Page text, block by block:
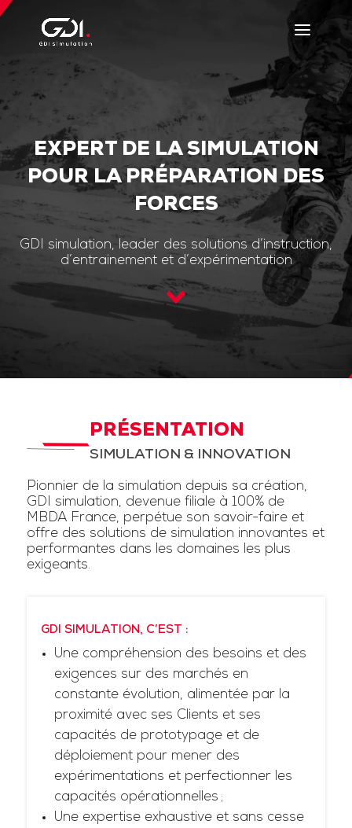
EXPERT DE LA SIMULATION
POUR LA PRÉPARATION DES
FORCES
GDI simulation, leader des solutions d’instruction,
d’entrainement et d’expérimentation
PRÉSENTATION
SIMULATION & INNOVATION
Pionnier de la simulation depuis sa création,
GDI simulation, devenue filiale à 100% de
MBDA France, perpétue son savoir-faire et
offre des solutions de simulation innovantes et
performantes dans les domaines les plus
exigeants.
GDI SIMULATION, C’EST :
Une compréhension des besoins et des
exigences sur des marchés en
constante évolution, alimentée par la
proximité avec ses Clients et ses
capacités de prototypage et de
déploiement pour mener des
expérimentations et perfectionner les
capacités opérationnelles ;
Une expertise exhaustive et sans cesse